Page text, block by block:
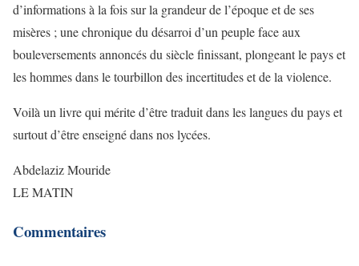
d’informations à la fois sur la grandeur de l’époque et de ses
misères ; une chronique du désarroi d’un peuple face aux
bouleversements annoncés du siècle finissant, plongeant le pays et
les hommes dans le tourbillon des incertitudes et de la violence.
Voilà un livre qui mérite d’être traduit dans les langues du pays et
surtout d’être enseigné dans nos lycées.
Abdelaziz Mouride
LE MATIN
Commentaires